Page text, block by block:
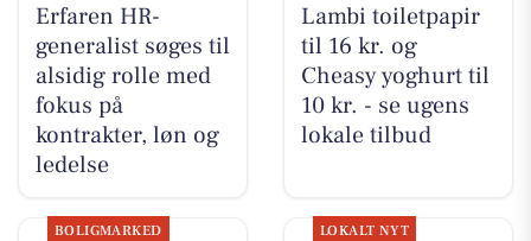
Erfaren HR-
generalist søges til
alsidig rolle med
fokus på
kontrakter, løn og
ledelse
Lambi toiletpapir
til 16 kr. og
Cheasy yoghurt til
10 kr. - se ugens
lokale tilbud
BOLIGMARKED LOKALT NYT